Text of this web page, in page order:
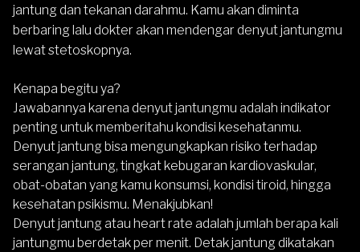
jantung dan tekanan darahmu. Kamu akan diminta
berbaring lalu dokter akan mendengar denyut jantungmu
lewat stetoskopnya.
Kenapa begitu ya?
Jawabannya karena denyut jantungmu adalah indikator
penting untuk memberitahu kondisi kesehatanmu.
Denyut jantung bisa mengungkapkan risiko terhadap
serangan jantung, tingkat kebugaran kardiovaskular,
obat-obatan yang kamu konsumsi, kondisi tiroid, hingga
kesehatan psikismu. Menakjubkan!
Denyut jantung atau heart rate adalah jumlah berapa kali
jantungmu berdetak per menit. Detak jantung dikatakan